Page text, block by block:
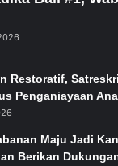
Restoratif,
Penganiayaan
Maju Jadi
Berikan